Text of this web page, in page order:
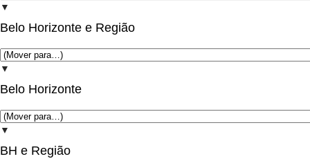
▼
Belo Horizonte e Região
▼
Belo Horizonte
▼
BH e Região